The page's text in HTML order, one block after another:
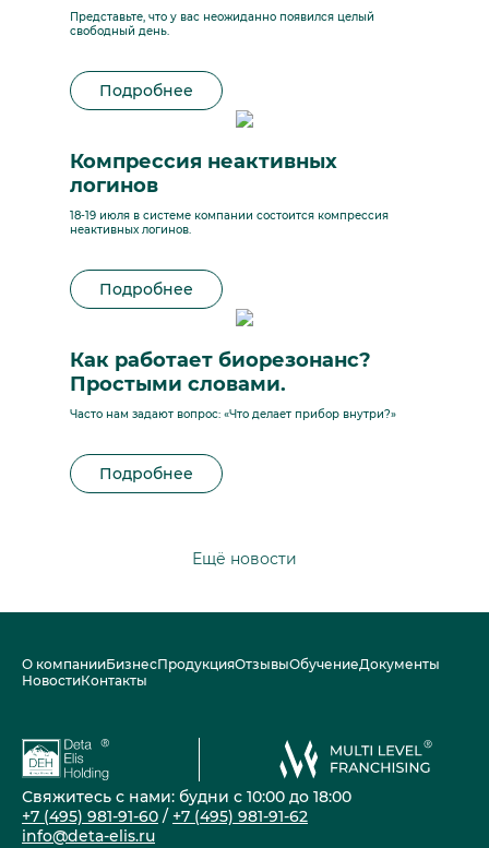
Представьте, что у вас неожиданно появился целый
свободный день.
Подробнее
Компрессия неактивных
логинов
18-19 июля в системе компании состоится компрессия
неактивных логинов.
Подробнее
Как работает биорезонанс?
Простыми словами.
Часто нам задают вопрос: «Что делает прибор внутри?»
Подробнее
Ещё новости
О компанииБизнесПродукцияОтзывыОбучениеДокументы
НовостиКонтакты
Свяжитесь с нами: будни с 10:00 до 18:00
+7 (495) 981-91-60 / +7 (495) 981-91-62
info@deta-elis.ru